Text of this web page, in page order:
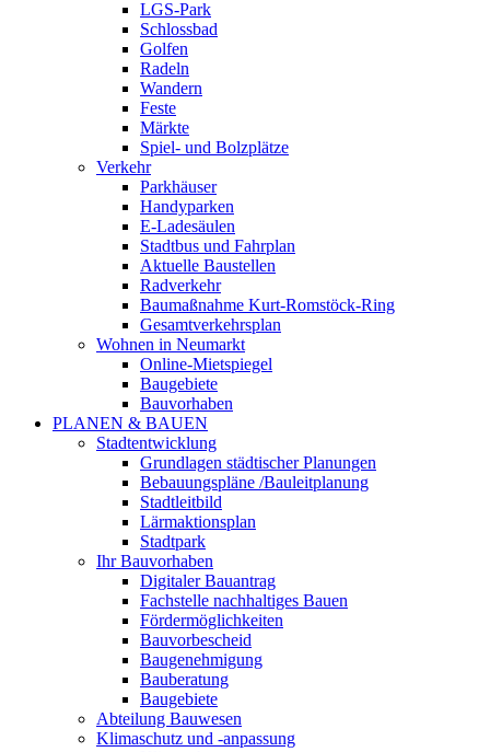
LGS-Park
Schlossbad
Golfen
Radeln
Wandern
Feste
Märkte
Spiel- und Bolzplätze
Verkehr
Parkhäuser
Handyparken
E-Ladesäulen
Stadtbus und Fahrplan
Aktuelle Baustellen
Radverkehr
Baumaßnahme Kurt-Romstöck-Ring
Gesamtverkehrsplan
Wohnen in Neumarkt
Online-Mietspiegel
Baugebiete
Bauvorhaben
PLANEN & BAUEN
Stadtentwicklung
Grundlagen städtischer Planungen
Bebauungspläne /Bauleitplanung
Stadtleitbild
Lärmaktionsplan
Stadtpark
Ihr Bauvorhaben
Digitaler Bauantrag
Fachstelle nachhaltiges Bauen
Fördermöglichkeiten
Bauvorbescheid
Baugenehmigung
Bauberatung
Baugebiete
Abteilung Bauwesen
Klimaschutz und -anpassung